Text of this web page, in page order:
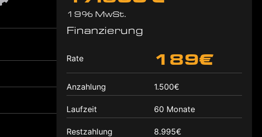
19% MwSt.
Finanzierung
Rate 189€
Anzahlung 1.500€
Laufzeit 60 Monate
Restzahlung 8.995€